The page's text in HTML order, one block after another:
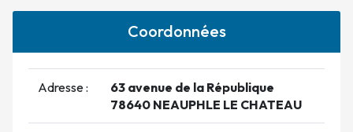
Coordonnées
Adresse :
63 avenue de la République
78640 NEAUPHLE LE CHATEAU